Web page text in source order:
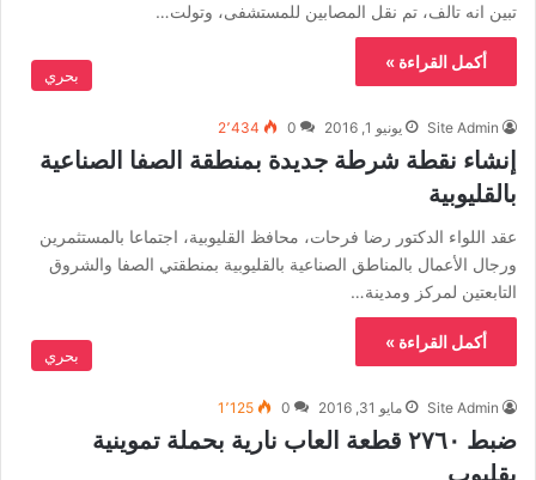
تبين انه تالف، تم نقل المصابين للمستشفى، وتولت…
أكمل القراءة »
بحري
Site Admin يونيو 1, 2016 0 2٬434
إنشاء نقطة شرطة جديدة بمنطقة الصفا الصناعية
بالقليوبية
عقد اللواء الدكتور رضا فرحات، محافظ القليوبية، اجتماعا بالمستثمرين
ورجال الأعمال بالمناطق الصناعية بالقليوبية بمنطقتي الصفا والشروق
التابعتين لمركز ومدينة…
أكمل القراءة »
بحري
Site Admin مايو 31, 2016 0 1٬125
ضبط ٢٧٦٠ قطعة العاب نارية بحملة تموينية